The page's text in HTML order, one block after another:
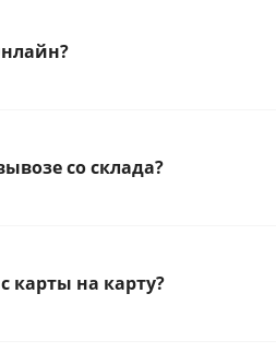
со склада?
карты на карту?